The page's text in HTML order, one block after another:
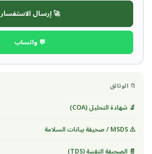
🚀 إرسال الاستفسار
💬 واتساب
📁 الوثائق
🔬 شهادة التحليل (COA)
⚠️ MSDS / صحيفة بيانات السلامة